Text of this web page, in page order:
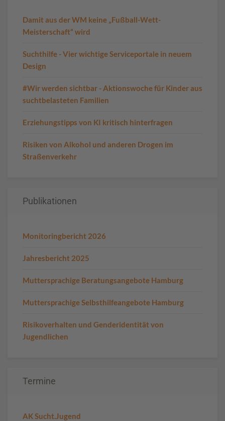
Damit aus der WM keine „Fußball-Wett-
Meisterschaft“ wird
Suchthilfe - Vier wichtige Serviceportale in neuem
Design
#Wir werden sichtbar - Aktionswoche für Kinder aus
suchtbelasteten Familien
Erziehungstipps von KI kritisch hinterfragen
Risiken von Alkohol und anderen Drogen im
Straßenverkehr
Publikationen
Monitoringbericht 2026
Jahresbericht 2025
Muttersprachige Beratungsangebote Hamburg
Muttersprachige Selbsthilfeangebote Hamburg
Risikoverhalten und Genderidentität von
Jugendlichen
Termine
AK Sucht.Jugend